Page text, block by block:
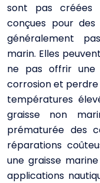
sont pas créées
conçues pour
généralement
marin. Elles
ne pas offrir une
corrosion et
températures
graisse non
prématurée des
réparations
une graisse
applications